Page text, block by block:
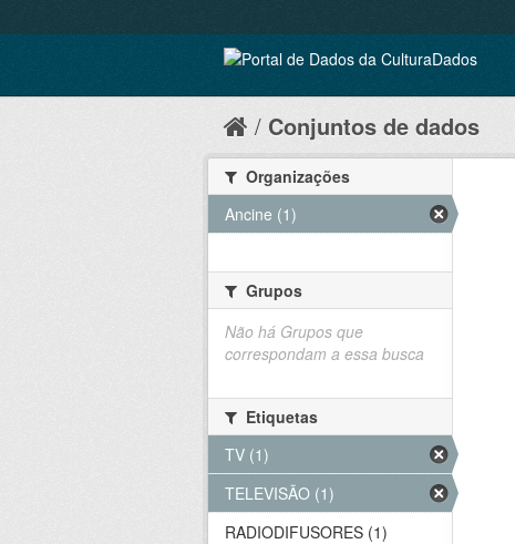
Conjuntos de dados
Organizações
Ancine (1)
Grupos
Não há Grupos que
correspondam a essa busca
Etiquetas
TV (1)
TELEVISÃO (1)
RADIODIFUSORES (1)